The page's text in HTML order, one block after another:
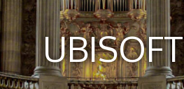
UBISOFT